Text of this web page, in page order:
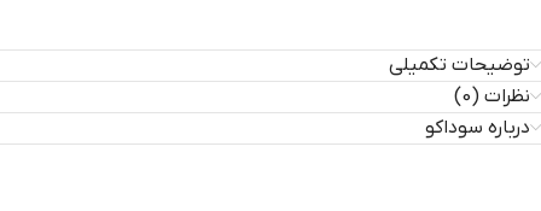
توضیحات تکمیلی
نظرات (0)
درباره سوداکو